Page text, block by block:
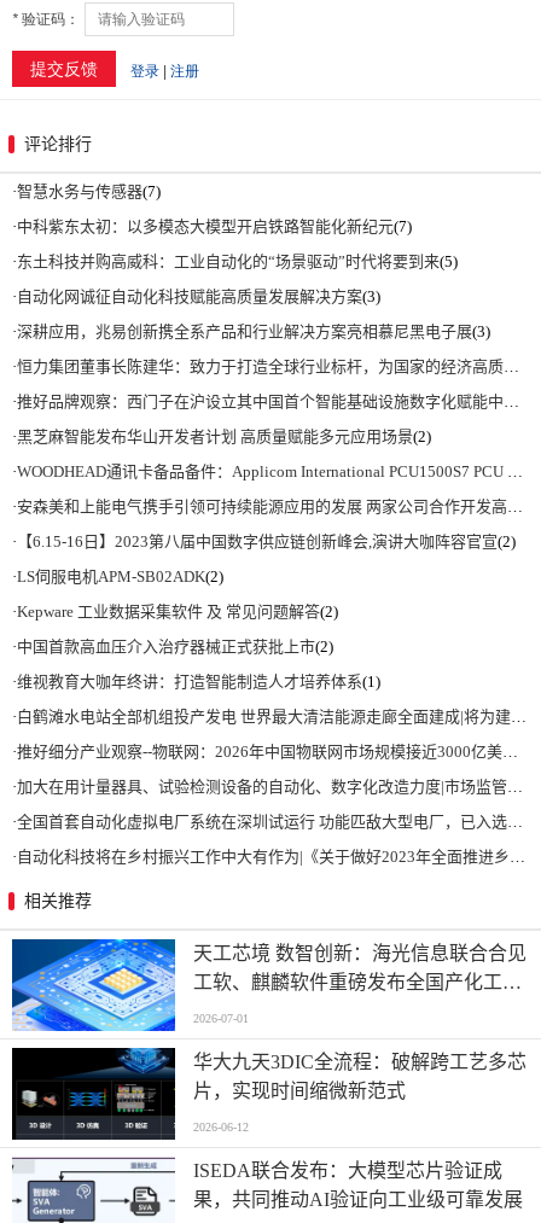
评论排行
·智慧水务与传感器(7)
·中科紫东太初：以多模态大模型开启铁路智能化新纪元(7)
·东土科技并购高威科：工业自动化的“场景驱动”时代将要到来(5)
· 自动化网诚征自动化科技赋能高质量发展解决方案(3)
·深耕应用，兆易创新携全系产品和行业解决方案亮相慕尼黑电子展(3)
·恒力集团董事长陈建华：致力于打造全球行业标杆，为国家的经济高质量发展贡献更大力量|上海电气集团党委书记、董事长吴磊来访
·推好品牌观察：西门子在沪设立其中国首个智能基础设施数字化赋能中心
·黑芝麻智能发布华山开发者计划 高质量赋能多元应用场景(2)
·WOODHEAD通讯卡备品备件：Applicom International PCU1500S7 PCU 1500 S7 V4.5.0
·安森美和上能电气携手引领可持续能源应用的发展 两家公司合作开发高性能储能和太阳能组串式逆变器方案 以实现可持续的未来
· 【6.15-16日】2023第八届中国数字供应链创新峰会,演讲大咖阵容官宣(2)
·LS伺服电机APM-SB02ADK(2)
·Kepware 工业数据采集软件 及 常见问题解答(2)
·中国首款高血压介入治疗器械正式获批上市(2)
·维视教育大咖年终讲：打造智能制造人才培养体系(1)
·白鹤滩水电站全部机组投产发电 世界最大清洁能源走廊全面建成|将为建设新型能源体系、保障国家能源安全、实现“双碳”目标提供有力支撑
·推好细分产业观察--物联网：2026年中国物联网市场规模接近3000亿美元 智慧工厂、智慧城市、智慧电网等将占60%以上
·加大在用计量器具、试验检测设备的自动化、数字化改造力度|市场监管总局 工业和信息化部 关于促进企业计量能力提升的指导意见
·全国首套自动化虚拟电厂系统在深圳试运行 功能匹敌大型电厂，已入选国际典型案例
· 自动化科技将在乡村振兴工作中大有作为|《关于做好2023年全面推进乡村振兴重点工作的意见》发布
相关推荐
天工芯境 数智创新：海光信息联合合见
工软、麒麟软件重磅发布全国产化工业
设计一体机方案
2026-07-01
华大九天3DIC全流程：破解跨工艺多芯
片，实现时间缩微新范式
2026-06-12
ISEDA联合发布：大模型芯片验证成
果，共同推动AI验证向工业级可靠发展